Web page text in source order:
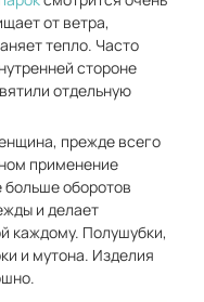
от ветра,
тепло. Часто
стороне
отдельную
прежде всего
применение
больше оборотов
и делает
каждому. Полушубки,
и мутона. Изделия